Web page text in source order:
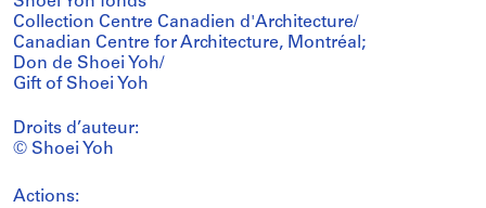
Collection Centre Canadien d'Architecture/
Canadian Centre for Architecture, Montréal;
Don de Shoei Yoh/
Gift of Shoei Yoh
Droits d’auteur:
© Shoei Yoh
Actions: